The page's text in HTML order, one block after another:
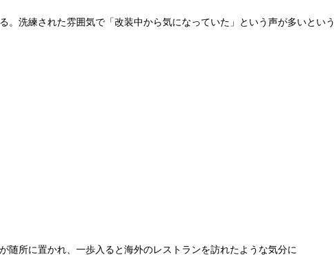
。洗練された雰囲気で「改装中から気になっていた」という声が多いという
随所に置かれ、一歩入ると海外のレストランを訪れたような気分に